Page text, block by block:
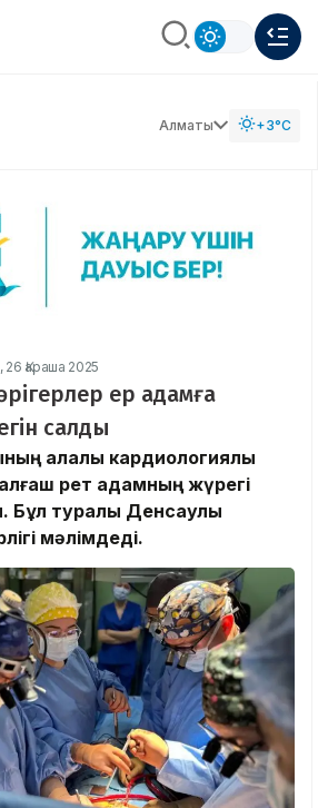
Алматы +3°C
26 Қараша 2025
ер адамға
салды
қалалық кардиологиялық
рет адамның жүрегі
туралы Денсаулық
мәлімдеді.